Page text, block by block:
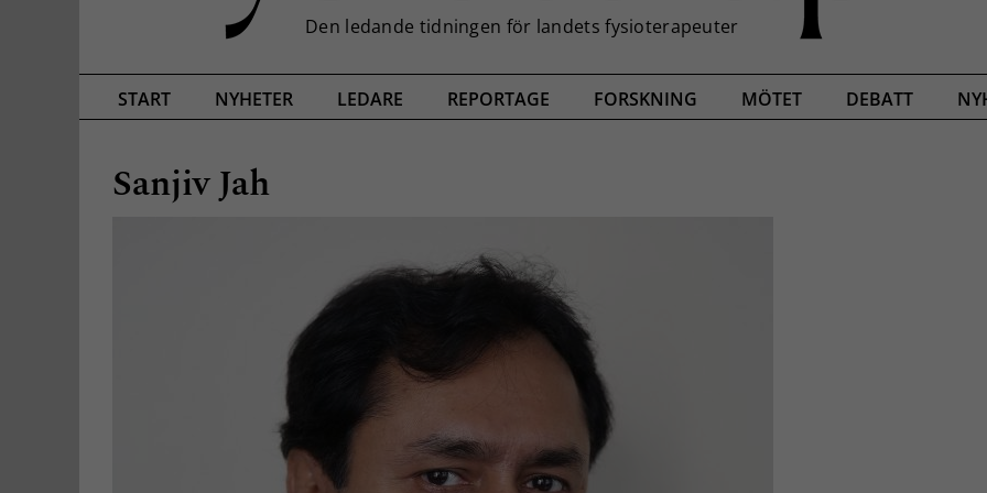
START NYHETER LEDARE REPORTAGE FORSKNING MÖTET DEBATT
Sanjiv Jah